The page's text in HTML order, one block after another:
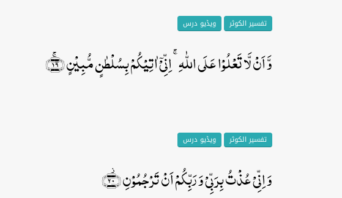
تفسیر الکوثر ویڈیو درس
وَّ اَنۡ لَّا تَعۡلُوۡا عَلَی اللّٰہِ ۚ اِنِّیۡۤ اٰتِیۡکُمۡ بِسُلۡطٰنٍ مُّبِیۡنٍ ﴿ۚ۱۹﴾
تفسیر الکوثر ویڈیو درس
وَ اِنِّیۡ عُذۡتُ بِرَبِّیۡ وَ رَبِّکُمۡ اَنۡ تَرۡجُمُوۡنِ ﴿۫۲۰﴾